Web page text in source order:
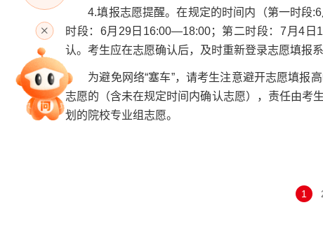
专家指导课
4.填报志愿提醒。在规定的时间内（第一时段:6
时段：6月29日16:00—18:00；第二时段：7月4
认。考生应在志愿确认后，及时重新登录志愿填报
为避免网络“塞车”，请考生注意避开志愿填报高
志愿的（含未在规定时间内确认志愿），责任由考
划的院校专业组志愿。
1